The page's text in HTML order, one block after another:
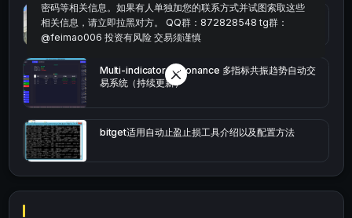
bybit安卓端
Multi-indicator Resonance 多指标共振趋势自动交
易系统（持续更新）
bitget适用自动止盈止损工具介绍以及配置方法
密码等相关信息。如果有人单独加您的联系方式并试图索取这些
相关信息，请立即拉黑对方。 QQ群：872828548 tg群：
@feimao006 投资有风险 交易须谨慎